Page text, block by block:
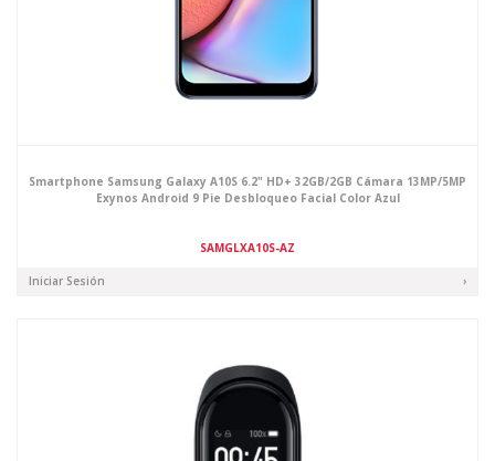
Smartphone Samsung Galaxy A10S 6.2" HD+ 32GB/2GB Cámara 13MP/5MP
Exynos Android 9 Pie Desbloqueo Facial Color Azul
SAMGLXA10S-AZ
Iniciar Sesión ›